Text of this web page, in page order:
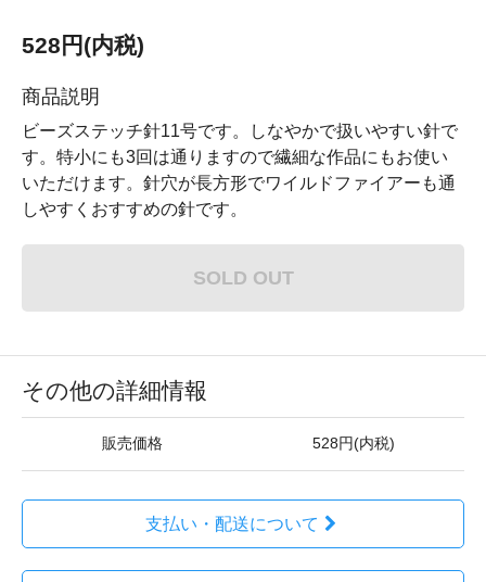
528円(内税)
商品説明
ビーズステッチ針11号です。しなやかで扱いやすい針で
す。特小にも3回は通りますので繊細な作品にもお使い
いただけます。針穴が長方形でワイルドファイアーも通
しやすくおすすめの針です。
SOLD OUT
その他の詳細情報
販売価格 528円(内税)
支払い・配送について